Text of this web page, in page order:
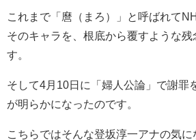
これまで「麿（まろ）」と呼ばれて
そのキャラを、根底から覆すような
す。
そして4月10日に「婦人公論」で謝罪
が明らかになったのです。
こちらではそんな登坂淳一アナの気